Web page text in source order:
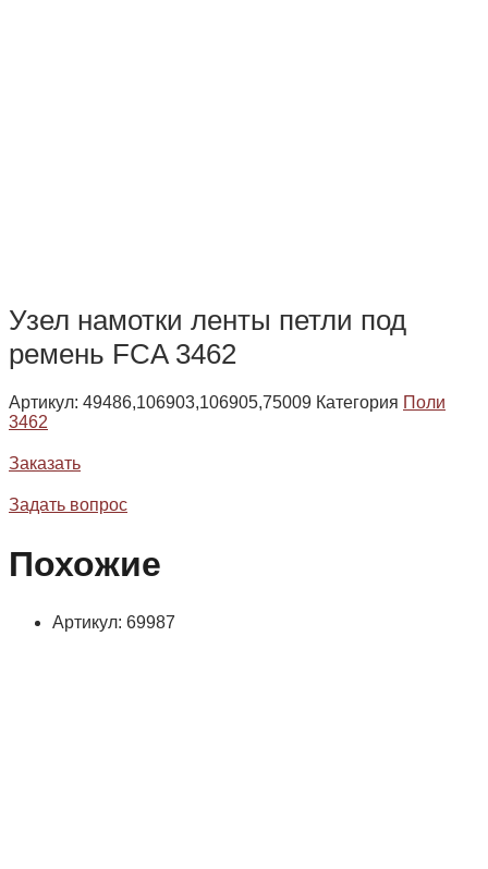
Узел намотки ленты петли под
ремень FCA 3462
Артикул: 49486,106903,106905,75009 Категория Поли
3462
Заказать
Задать вопрос
Похожие
Артикул: 69987